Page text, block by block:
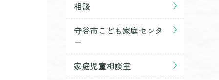
相談
守谷市こども家庭センタ
ー
家庭児童相談室